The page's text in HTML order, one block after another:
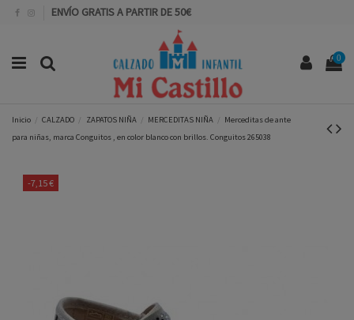
ENVÍO GRATIS A PARTIR DE 50€
0
Inicio CALZADO ZAPATOS NIÑA MERCEDITAS NIÑA
Merceditas de ante
para niñas, marca Conguitos , en color blanco con brillos. Conguitos 265038
-7,15 €